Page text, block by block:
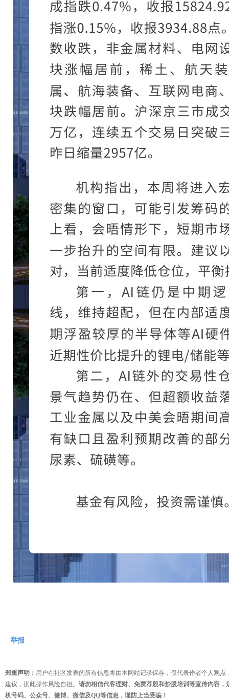
举报
郑重声明： 用户在社区发表的所有信息将由本网站记录保存，仅代表作者个人观
建议，据此操作风险自担。 请勿相信代客理财、免费荐股和炒股培训等宣传内容
机号码、公众号、微博、微信及QQ等信息，谨防上当受骗！